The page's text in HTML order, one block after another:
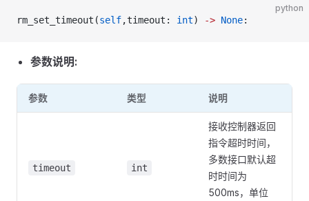
python
rm_set_timeout(self,timeout: int) -> None:
参数说明:
参数 类型 说明
timeout int
接收控制器返回
指令超时时间，
多数接口默认超
时时间为
500ms，单位